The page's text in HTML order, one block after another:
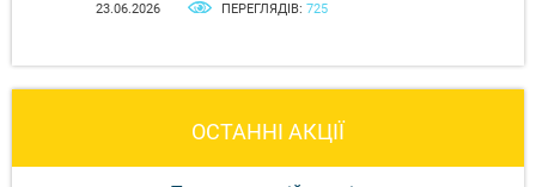
23.06.2026 ПЕРЕГЛЯДІВ: 725
ОСТАННІ АКЦІЇ